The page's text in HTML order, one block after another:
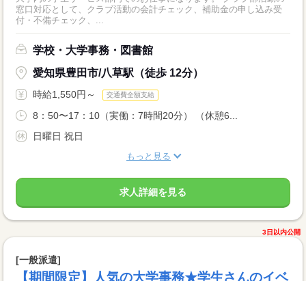
窓口対応として、クラブ活動の会計チェック、補助金の申し込み受
付・不備チェック、...
学校・大学事務・図書館
愛知県豊田市/八草駅（徒歩 12分）
時給1,550円～ 交通費全額支給
8：50〜17：10（実働：7時間20分） （休憩6...
日曜日 祝日
もっと見る
求人詳細を見る
3日以内公開
[一般派遣]
【期間限定】人気の大学事務★学生さんのイベ